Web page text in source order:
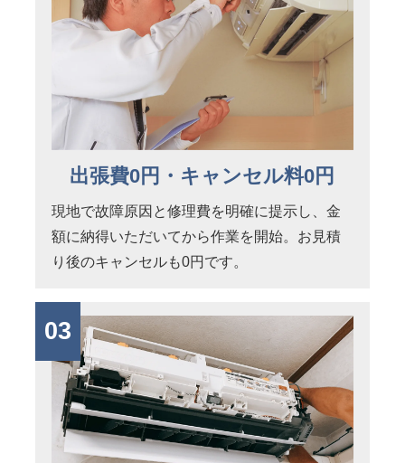
出張費0円・キャンセル料0円
現地で故障原因と修理費を明確に提示し、金
額に納得いただいてから作業を開始。お見積
り後のキャンセルも0円です。
03